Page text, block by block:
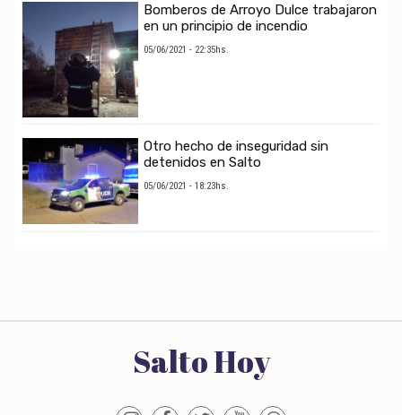
Bomberos de Arroyo Dulce trabajaron
en un principio de incendio
05/06/2021 - 22:35hs.
Otro hecho de inseguridad sin
detenidos en Salto
05/06/2021 - 18:23hs.
Salto Hoy